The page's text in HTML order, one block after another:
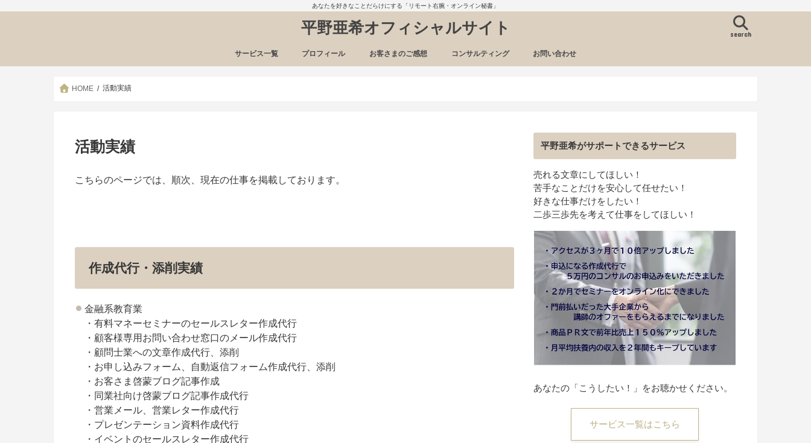
あなたを好きなことだらけにする「リモート右腕・オンライン秘書」
平野亜希オフィシャルサイト search
サービス一覧 プロフィール お客さまのご感想 コンサルティング お問い合わせ
HOME 活動実績
活動実績
こちらのページでは、順次、現在の仕事を掲載しております。
作成代行・添削実績
金融系教育業
・有料マネーセミナーのセールスレター作成代行
・顧客様専用お問い合わせ窓口のメール作成代行
・顧問士業への文章作成代行、添削
・お申し込みフォーム、自動返信フォーム作成代行、添削
・お客さま啓蒙ブログ記事作成
・同業社向け啓蒙ブログ記事作成代行
・営業メール、営業レター作成代行
・プレゼンテーション資料作成代行
・イベントのセールスレター作成代行
平野亜希がサポートできるサービス
売れる文章にしてほしい！
苦手なことだけを安心して任せたい！
好きな仕事だけをしたい！
二歩三歩先を考えて仕事をしてほしい！
あなたの「こうしたい！」をお聴かせください。
サービス一覧はこちら